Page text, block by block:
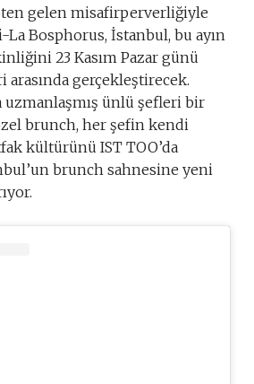
gelen misafirperverliğiyle
La Bosphorus, İstanbul, bu ayın
23 Kasım Pazar günü
arasında gerçekleştirecek.
uzmanlaşmış ünlü şefleri bir
brunch, her şefin kendi
kültürünü IST TOO’da
brunch sahnesine yeni